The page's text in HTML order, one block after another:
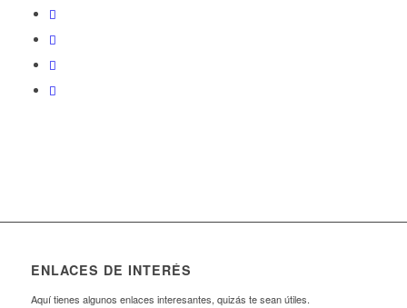
ENLACES DE INTERÉS
Aquí tienes algunos enlaces interesantes, quizás te sean útiles.